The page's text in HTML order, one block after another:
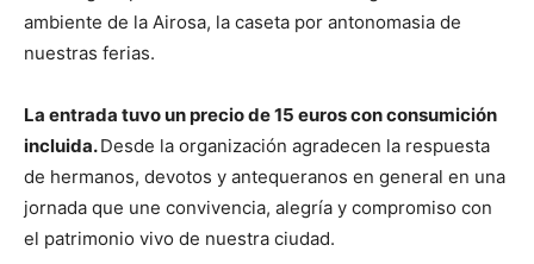
ambiente de la Airosa, la caseta por antonomasia de
nuestras ferias.
La entrada tuvo un precio de 15 euros con consumición
incluida.Desde la organización agradecen la respuesta
de hermanos, devotos y antequeranos en general en una
jornada que une convivencia, alegría y compromiso con
el patrimonio vivo de nuestra ciudad.